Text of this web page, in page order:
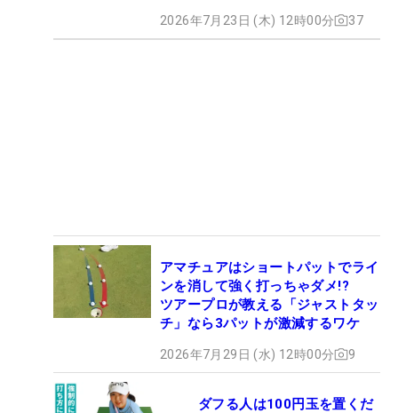
2026年7月23日 (木) 12時00分 37
アマチュアはショートパットでライ
ンを消して強く打っちゃダメ!?
ツアープロが教える「ジャストタッ
チ」なら3パットが激減するワケ
2026年7月29日 (水) 12時00分 9
ダフる人は100円玉を置くだ